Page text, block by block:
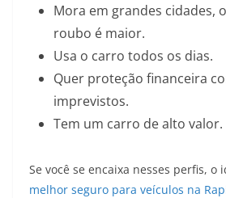
Mora em grandes cidades,
roubo é maior.
Usa o carro todos os dias.
Quer proteção financeira
imprevistos.
Tem um carro de alto valor.
Se você se encaixa nesses perfis, o
melhor seguro para veículos na